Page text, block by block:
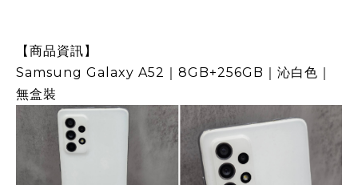
【商品資訊】
Samsung Galaxy A52｜8GB+256GB｜沁白色｜
無盒裝